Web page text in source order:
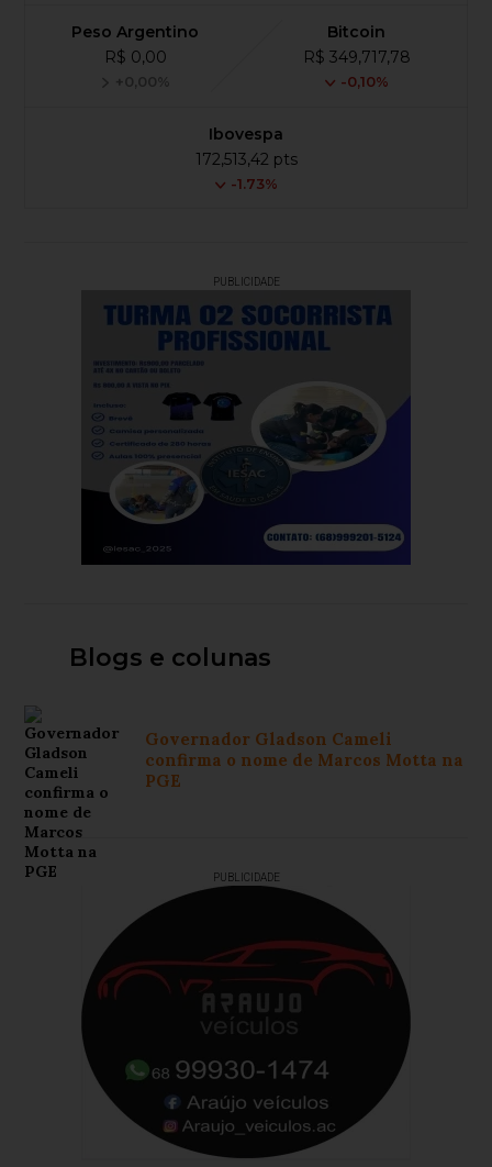
Peso Argentino
R$ 0,00
+0,00%
Bitcoin
R$ 349,717,78
-0,10%
Ibovespa
172,513,42 pts
-1.73%
PUBLICIDADE
Blogs e colunas
Governador Gladson Cameli
confirma o nome de Marcos Motta na
PGE
PUBLICIDADE